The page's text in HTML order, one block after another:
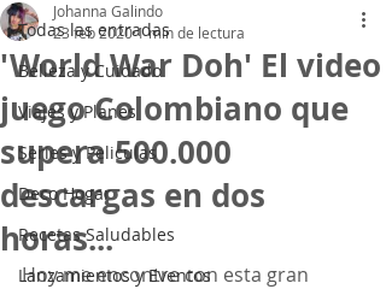
Todas las entradas
Belleza y Cuidado
Viajes y Planes
Series y Peliculas
Deco Hogar
Recetas Saludables
Lanzamientos y Eventos
'World War Doh' El video
juego Colombiano que
supera 500.000
descargas en dos
horas...
Johanna Galindo
23 feb 20201 min de lectura
Hoy me encontre con esta gran